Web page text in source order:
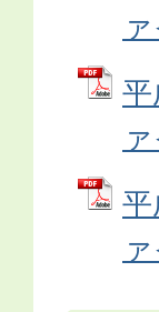
平
平